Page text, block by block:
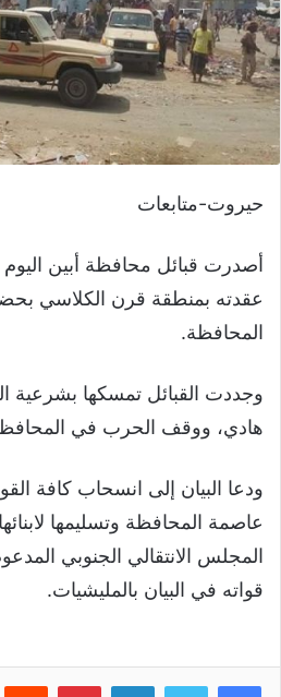
حيروت-متابعات
أصدرت قبائل محافظة أبين اليوم
عقدته بمنطقة قرن الكلاسي
المحافظة.
وجددت القبائل تمسكها بشرعية
هادي، ووقف الحرب في
ودعا البيان إلى انسحاب كافة
عاصمة المحافظة وتسليمها
المجلس الانتقالي الجنوبي
قواته في البيان بالمليشيات.
لينكدإن